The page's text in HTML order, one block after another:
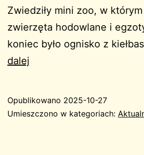
Zwiedziły mini zoo, w którym
zwierzęta hodowlane i
koniec było ognisko z
dalej
Dyniowej
Opublikowano 2025-10-27
Umieszczono w kategoriach: